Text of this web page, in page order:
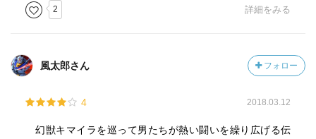
2 詳細をみる
風太郎さん フォロー
4 2018.03.12
幻獣キマイラを巡って男たちが熱い闘いを繰り広げる伝